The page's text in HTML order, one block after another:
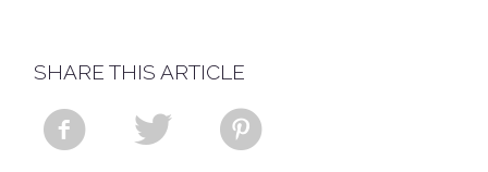
SHARE THIS ARTICLE